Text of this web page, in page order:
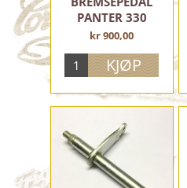
PANTER 330
kr 900,00